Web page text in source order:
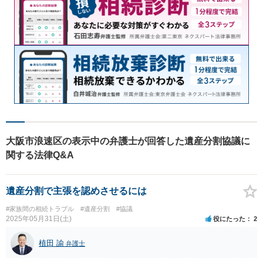
大阪市浪速区の表示中の弁護士が回答した遺産分割協議に
関する法律Q&A
遺産分割で主張を認めさせるには
#家族間の相続トラブル #遺産分割 #協議
2025年05月31日(土) 役にたった 2
植田 諭 弁護士